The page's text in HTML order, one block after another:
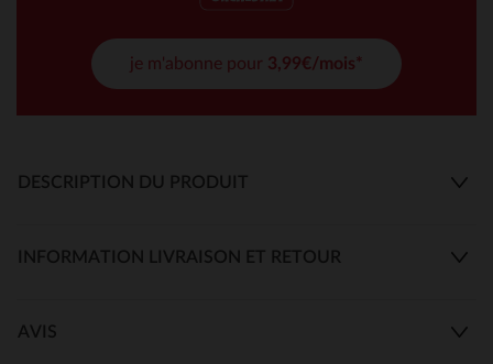
je m'abonne pour 3,99€/mois*
DESCRIPTION DU PRODUIT
INFORMATION LIVRAISON ET RETOUR
AVIS